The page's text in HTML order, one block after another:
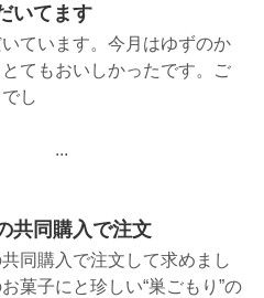
いてます
ています。今月はゆずのか
てもおいしかったです。ご
し
。
共同購入で注文
同購入で注文して求めまし
菓子にと珍しい“巣ごもり”の